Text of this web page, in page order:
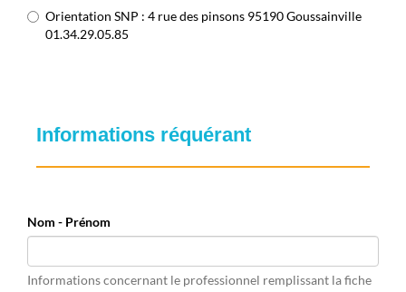
Orientation SNP : 4 rue des pinsons 95190 Goussainville
01.34.29.05.85
Informations réquérant
Nom - Prénom
Informations concernant le professionnel remplissant la fiche